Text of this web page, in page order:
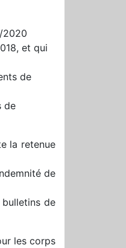
2020
et qui
de
de
la retenue
de
de
les corps